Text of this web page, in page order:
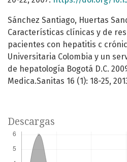
Sánchez Santiago, Huertas
Características clínicas y de
pacientes con hepatitis c
Universitaria Colombia y un
de hepatología Bogotá D.C.
Medica.Sanitas 16 (1): 18-25,
Descargas